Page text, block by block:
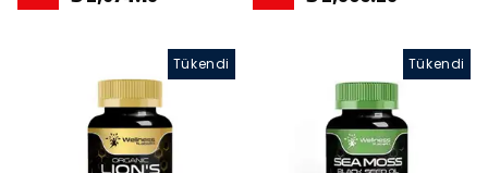
Tükendi Tükendi